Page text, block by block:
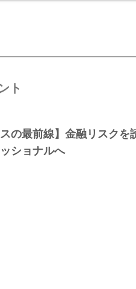
ト
の最前線】金融リスクを
ショナルへ